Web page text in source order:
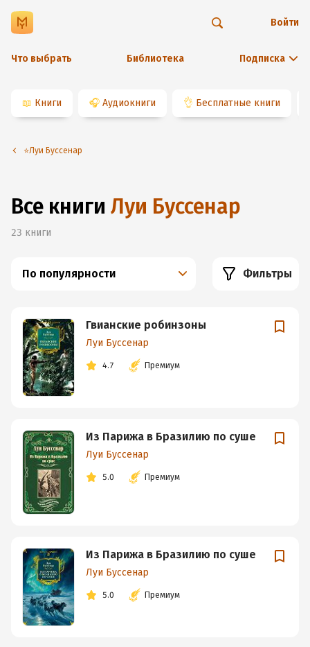
Что выбрать Библиотека Подписка
Войти
📖 Книги 🎧 Аудиокниги 👌 Бесплатные книги
⭐️Луи Буссенар
Все книги Луи Буссенар
23 книги
По популярности Фильтры
Гвианские робинзоны
Луи Буссенар
4.7 Премиум
Из Парижа в Бразилию по суше
Луи Буссенар
5.0 Премиум
Из Парижа в Бразилию по суше
Луи Буссенар
5.0 Премиум